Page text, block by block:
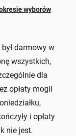
wyborów
darmowy w
wszystkich,
dla
opłaty mogli
i opłaty
nie jest.